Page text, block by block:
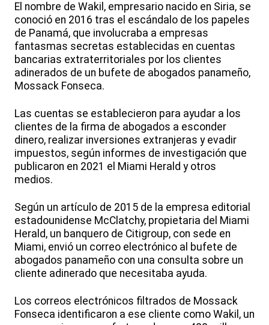
El nombre de Wakil, empresario nacido en Siria, se
conoció en 2016 tras el escándalo de los papeles
de Panamá, que involucraba a empresas
fantasmas secretas establecidas en cuentas
bancarias extraterritoriales por los clientes
adinerados de un bufete de abogados panameño,
Mossack Fonseca.
Las cuentas se establecieron para ayudar a los
clientes de la firma de abogados a esconder
dinero, realizar inversiones extranjeras y evadir
impuestos, según informes de investigación que
publicaron en 2021 el Miami Herald y otros
medios.
Según un artículo de 2015 de la empresa editorial
estadounidense McClatchy, propietaria del Miami
Herald, un banquero de Citigroup, con sede en
Miami, envió un correo electrónico al bufete de
abogados panameño con una consulta sobre un
cliente adinerado que necesitaba ayuda.
Los correos electrónicos filtrados de Mossack
Fonseca identificaron a ese cliente como Wakil, un